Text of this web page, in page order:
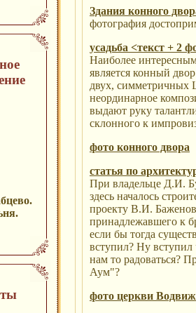
Здания конного
фотография
усадьба <текст + 2
Наиболее
является конный
двух, симметричных
неординарное
выдают руку
склонного к
фото конного двора
статья по
При владельце Д.И.
здесь началось
проекту В.И.
принадлежавшего к
если бы тогда
вступил? Ну вступил
нам то радоваться?
Аум"?
фото церкви